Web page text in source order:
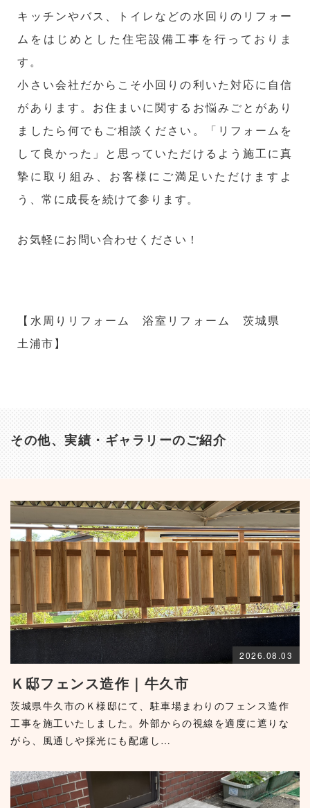
キッチンやバス、トイレなどの水回りのリフォー
ムをはじめとした住宅設備工事を行っておりま
す。
小さい会社だからこそ小回りの利いた対応に自信
があります。お住まいに関するお悩みごとがあり
ましたら何でもご相談ください。「リフォームを
して良かった」と思っていただけるよう施工に真
摯に取り組み、お客様にご満足いただけますよ
う、常に成長を続けて参ります。
お気軽にお問い合わせください！
【水周りリフォーム 浴室リフォーム 茨城県
土浦市】
その他、実績・ギャラリーのご紹介
2026.08.03
Ｋ邸フェンス造作｜牛久市
茨城県牛久市のＫ様邸にて、駐車場まわりのフェンス造作
工事を施工いたしました。外部からの視線を適度に遮りな
がら、風通しや採光にも配慮し…